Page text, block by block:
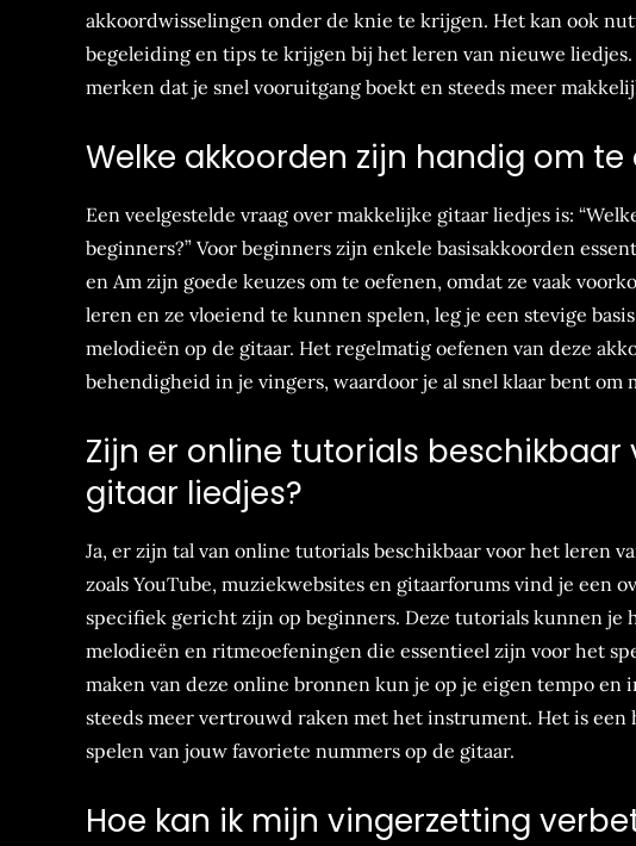
akkoordwisselingen onder de knie te krijgen. Het kan ook
begeleiding en tips te krijgen bij het leren van nieuwe
merken dat je snel vooruitgang boekt en steeds meer
Welke akkoorden zijn handig om
Een veelgestelde vraag over makkelijke gitaar liedjes is:
beginners?” Voor beginners zijn enkele basisakkoorden
en Am zijn goede keuzes om te oefenen, omdat ze vaak
leren en ze vloeiend te kunnen spelen, leg je een stevige
melodieën op de gitaar. Het regelmatig oefenen van deze
behendigheid in je vingers, waardoor je al snel klaar bent om
Zijn er online tutorials beschikbaar
gitaar liedjes?
Ja, er zijn tal van online tutorials beschikbaar voor het leren
zoals YouTube, muziekwebsites en gitaarforums vind je een
specifiek gericht zijn op beginners. Deze tutorials kunnen je
melodieën en ritmeoefeningen die essentieel zijn voor het
maken van deze online bronnen kun je op je eigen tempo
steeds meer vertrouwd raken met het instrument. Het is
spelen van jouw favoriete nummers op de gitaar.
Hoe kan ik mijn vingerzetting